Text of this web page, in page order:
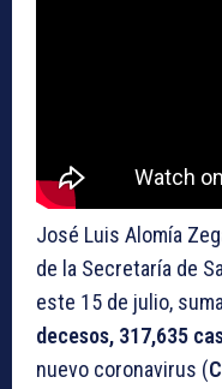
José Luis Alomía
de la Secretaría de
este 15 de julio,
decesos, 317,635
nuevo coronavirus (